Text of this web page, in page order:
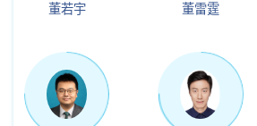
董若宇 董雷霆